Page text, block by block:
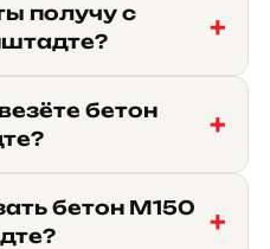
получу с
бетон
бетон М150